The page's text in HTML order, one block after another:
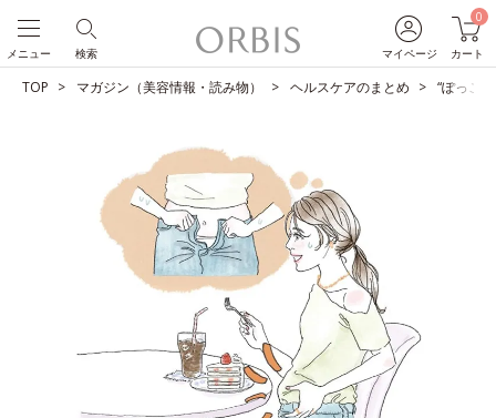
マイページ
0
カート
検索
メニュー
TOP マガジン（美容情報・読み物） ヘルスケアのまとめ “ぽっこ